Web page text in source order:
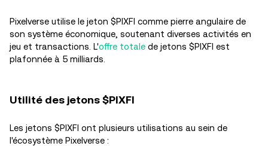
Pixelverse utilise le jeton $PIXFI comme pierre angulaire de
son système économique, soutenant diverses activités en
jeu et transactions. L'offre totale de jetons $PIXFI est
plafonnée à 5 milliards.
Utilité des jetons $PIXFI
Les jetons $PIXFI ont plusieurs utilisations au sein de
l'écosystème Pixelverse :